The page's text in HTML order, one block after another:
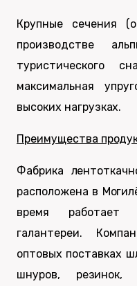
Крупные сечения
производстве
туристического
максимальная
высоких нагрузках.
Преимущества
Фабрика
расположена в
время работает
галантереи.
оптовых поставках
шнуров,